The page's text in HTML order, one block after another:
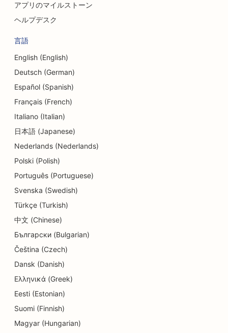
アプリのマイルストーン
ヘルプデスク
言語
English (English)
Deutsch (German)
Español (Spanish)
Français (French)
Italiano (Italian)
日本語 (Japanese)
Nederlands (Nederlands)
Polski (Polish)
Português (Portuguese)
Svenska (Swedish)
Türkçe (Turkish)
中文 (Chinese)
Български (Bulgarian)
Čeština (Czech)
Dansk (Danish)
Ελληνικά (Greek)
Eesti (Estonian)
Suomi (Finnish)
Magyar (Hungarian)